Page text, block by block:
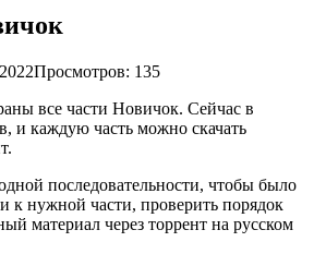
Просмотров: 135
все части Новичок. Сейчас в
и каждую часть можно скачать
последовательности, чтобы было
к нужной части, проверить порядок
материал через торрент на русском